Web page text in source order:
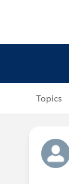
Topics